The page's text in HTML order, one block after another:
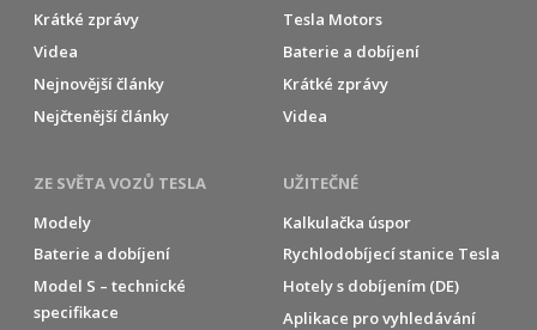
Krátké zprávy
Videa
Nejnovější články
Nejčtenější články
Tesla Motors
Baterie a dobíjení
Krátké zprávy
Videa
ZE SVĚTA VOZŮ TESLA
Modely
Baterie a dobíjení
Model S – technické
specifikace
UŽITEČNÉ
Kalkulačka úspor
Rychlodobíjecí stanice Tesla
Hotely s dobíjením (DE)
Aplikace pro vyhledávání